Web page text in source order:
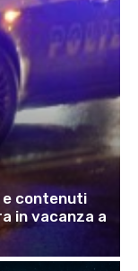
e contenuti
in vacanza a